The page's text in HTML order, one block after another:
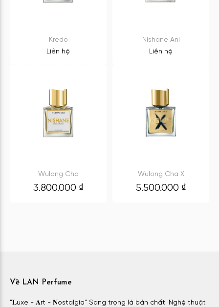
Kredo
Liên hệ
Nishane Ani
Liên hệ
Wulong Cha
3.800.000 ₫
Wulong Cha X
5.500.000 ₫
Về LAN Perfume
"𝐋uxe - 𝐀rt - 𝐍ostalgia" Sang trọng là bản chất. Nghệ thuật